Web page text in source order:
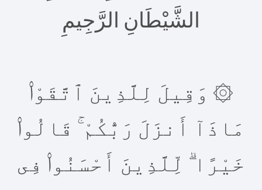
الشَّيْطَانِ الرَّجِيمِ
۞ وَقِيلَ لِلَّذِينَ ٱتَّقَوْا۟
مَاذَآ أَنزَلَ رَبُّكُمْ ۚ قَالُوا۟
خَيْرًا ۗ لِّلَّذِينَ أَحْسَنُوا۟ فِى